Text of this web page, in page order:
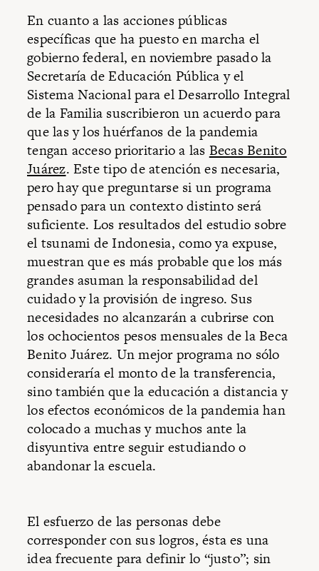
En cuanto a las acciones públicas
específicas que ha puesto en marcha el
gobierno federal, en noviembre pasado la
Secretaría de Educación Pública y el
Sistema Nacional para el Desarrollo Integral
de la Familia suscribieron un acuerdo para
que las y los huérfanos de la pandemia
tengan acceso prioritario a las Becas Benito
Juárez. Este tipo de atención es necesaria,
pero hay que preguntarse si un programa
pensado para un contexto distinto será
suficiente. Los resultados del estudio sobre
el tsunami de Indonesia, como ya expuse,
muestran que es más probable que los más
grandes asuman la responsabilidad del
cuidado y la provisión de ingreso. Sus
necesidades no alcanzarán a cubrirse con
los ochocientos pesos mensuales de la Beca
Benito Juárez. Un mejor programa no sólo
consideraría el monto de la transferencia,
sino también que la educación a distancia y
los efectos económicos de la pandemia han
colocado a muchas y muchos ante la
disyuntiva entre seguir estudiando o
abandonar la escuela.
El esfuerzo de las personas debe
corresponder con sus logros, ésta es una
idea frecuente para definir lo “justo”; sin